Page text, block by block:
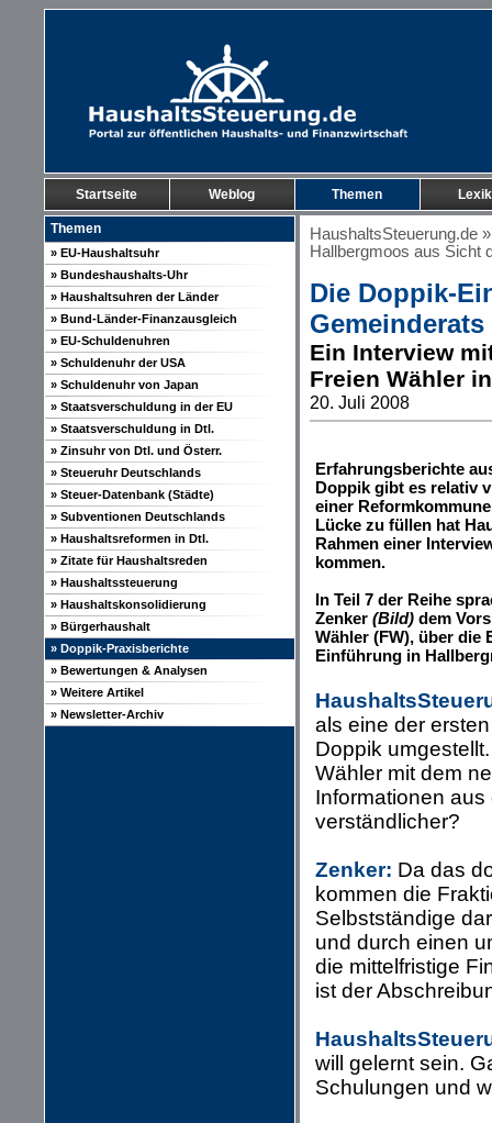
Startseite Weblog Themen
Themen
» EU-Haushaltsuhr
» Bundeshaushalts-Uhr
» Haushaltsuhren der Länder
» Bund-Länder-Finanzausgleich
» EU-Schuldenuhren
» Schuldenuhr der USA
» Schuldenuhr von Japan
» Staatsverschuldung in der EU
» Staatsverschuldung in Dtl.
» Zinsuhr von Dtl. und Österr.
» Steueruhr Deutschlands
» Steuer-Datenbank (Städte)
» Subventionen Deutschlands
» Haushaltsreformen in Dtl.
» Zitate für Haushaltsreden
» Haushaltssteuerung
» Haushaltskonsolidierung
» Bürgerhaushalt
» Doppik-Praxisberichte
» Bewertungen & Analysen
» Weitere Artikel
» Newsletter-Archiv
HaushaltsSteuerung.de
Hallbergmoos aus Sicht
Die Doppik-
Gemeinderats
Ein Interview
Freien Wähler
20. Juli 2008
Erfahrungsberichte
Doppik gibt es relativ
einer
Lücke zu füllen hat
Rahmen einer
kommen.
In Teil 7 der Reihe
Zenker (Bild) dem
Wähler (FW), über die
Einführung in
als eine der
Doppik
Wähler mit dem
Informationen
verständlicher?
Zenker: Da das
kommen die
Selbstständige
und durch einen
die mittelfristige
ist der
will gelernt sein.
Schulungen und